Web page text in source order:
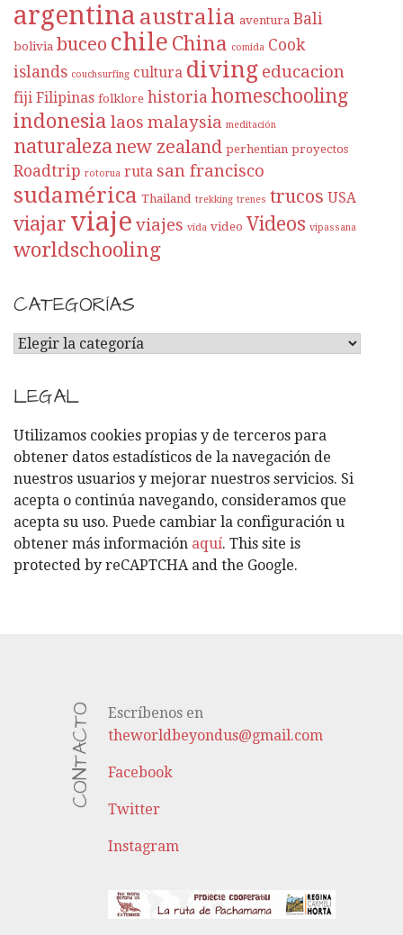
argentina australia aventura Bali
bolivia buceo chile China comida Cook
islands couchsurfing cultura diving educacion
fiji Filipinas folklore historia homeschooling
indonesia laos malaysia meditación
naturalezanew zealand perhentian proyectos
Roadtrip rotorua ruta san francisco
sudamérica Thailand trekking trenes trucos USA
viajar viaje viajes vida video Videos vipassana
worldschooling
CATEGORÍAS
C
T
E
G
O
R
Í
A
S
LEGAL
Utilizamos cookies propias y de terceros para
obtener datos estadísticos de la navegación de
nuestros usuarios y mejorar nuestros servicios. Si
acepta o continúa navegando, consideramos que
acepta su uso. Puede cambiar la configuración u
obtener más información aquí. This site is
protected by reCAPTCHA and the Google.
CONTACTO
Escríbenos en
theworldbeyondus@gmail.com
Facebook
Twitter
Instagram